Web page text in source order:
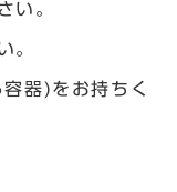
い。
。
器)をお持ちく